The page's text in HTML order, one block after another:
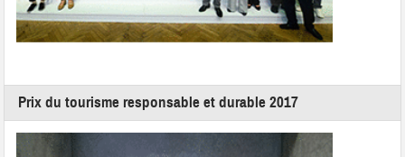
Prix du tourisme responsable et durable 2017